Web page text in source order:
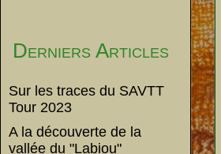
Derniers Articles
Sur les traces du SAVTT
Tour 2023
A la découverte de la
vallée du "Labiou"